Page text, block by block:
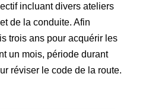
incluant divers ateliers
de la conduite. Afin
trois ans pour acquérir les
un mois, période durant
réviser le code de la route.